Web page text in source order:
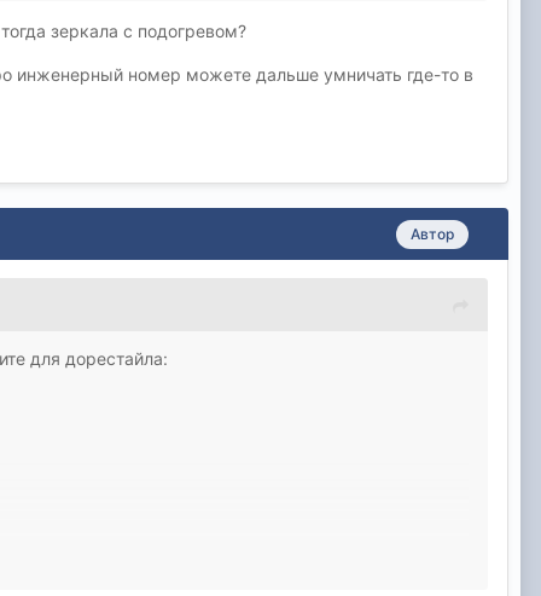
зеркала с подогревом?
инженерный номер можете дальше умничать где-то в
Автор
для дорестайла: